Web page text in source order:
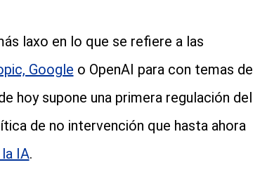
laxo en lo que se refiere a las
Google o OpenAI para con temas de
hoy supone una primera regulación del
de no intervención que hasta ahora
IA.